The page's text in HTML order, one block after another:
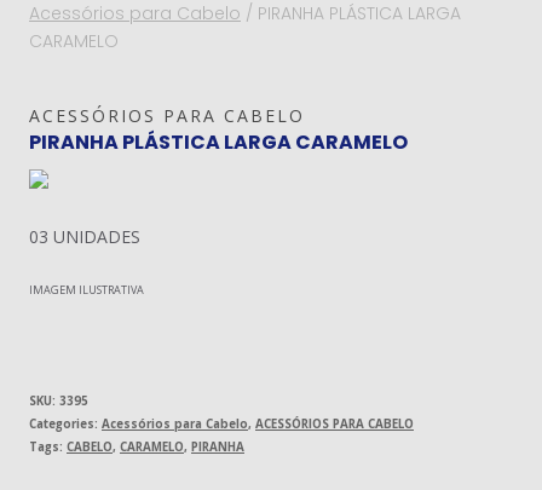
Acessórios para Cabelo / PIRANHA PLÁSTICA LARGA
CARAMELO
ACESSÓRIOS PARA CABELO
PIRANHA PLÁSTICA LARGA CARAMELO
03 UNIDADES
IMAGEM ILUSTRATIVA
SKU: 3395
Categories: Acessórios para Cabelo, ACESSÓRIOS PARA CABELO
Tags: CABELO, CARAMELO, PIRANHA